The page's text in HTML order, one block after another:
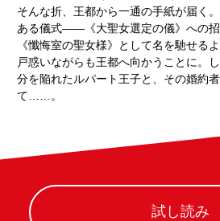
そんな折、王都から一通の手紙が届く
ある儀式――《大聖女選定の儀》への招
《懺悔室の聖女様》として名を馳せる
戸惑いながらも王都へ向かうことに。
分を陥れたルパート王子と、その婚約
て……。
試し読み